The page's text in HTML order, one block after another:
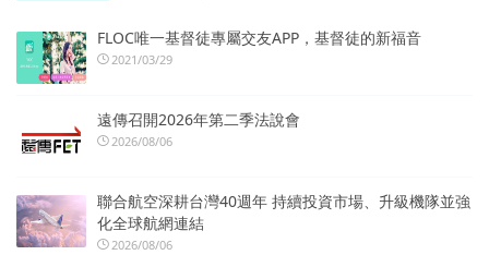
FLOC唯一基督徒專屬交友APP，基督徒的新福音
2021/03/29
遠傳召開2026年第二季法說會
2026/08/06
聯合航空深耕台灣40週年 持續投資市場、升級機隊並強
化全球航網連結
2026/08/06